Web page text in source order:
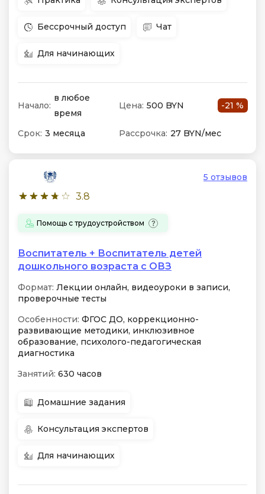
Бессрочный доступ Чат
Для начинающих
Начало:
в любое
время
Цена: 500 BYN -21 %
Срок: 3 месяца Рассрочка: 27 BYN/мес
3.8
5 отзывов
Помощь с трудоустройством
Воспитатель + Воспитатель детей
дошкольного возраста с ОВЗ
Формат: Лекции онлайн, видеоуроки в записи,
проверочные тесты
Особенности: ФГОС ДО, коррекционно-
развивающие методики, инклюзивное
образование, психолого-педагогическая
диагностика
Занятий: 630 часов
Домашние задания
Консультация экспертов
Для начинающих